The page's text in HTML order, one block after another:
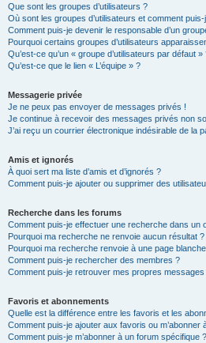
Que sont les groupes d’utilisateurs ?
Où sont les groupes d’utilisateurs et comment
Comment puis-je devenir le responsable d’un
Pourquoi certains groupes d’utilisateurs
Qu’est-ce qu’un « groupe d’utilisateurs par défaut »
Qu’est-ce que le lien « L’équipe » ?
Messagerie privée
Je ne peux pas envoyer de messages privés !
Je continue à recevoir des messages privés non
J’ai reçu un courrier électronique indésirable de la
Amis et ignorés
À quoi sert ma liste d’amis et d’ignorés ?
Comment puis-je ajouter ou supprimer des
Recherche dans les forums
Comment puis-je effectuer une recherche dans un
Pourquoi ma recherche ne renvoie aucun résultat ?
Pourquoi ma recherche renvoie à une page
Comment puis-je rechercher des membres ?
Comment puis-je retrouver mes propres
Favoris et abonnements
Quelle est la différence entre les favoris et les
Comment puis-je ajouter aux favoris ou m’abonner
Comment puis-je m’abonner à un forum spécifique ?